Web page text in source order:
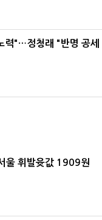
력"…정청래 "반명 공세
울 휘발윳값 1909원